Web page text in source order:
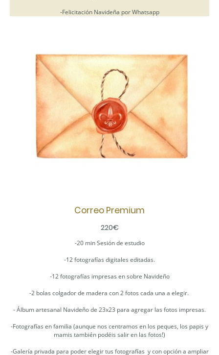
-Felicitación Navideña por Whatsapp
Correo Premium
220€
-20 min Sesión de estudio
-12 fotografías digitales editadas.
-12 fotografías impresas en sobre Navideño
-2 bolas colgador de madera con 2 fotos cada una a elegir.
- Álbum artesanal Navideño de 23x23 para agregar las fotos impresas.
-Fotografías en familia (aunque nos centramos en los peques, los papis y
mamis también podéis salir en las fotos!)
-Galería privada para poder elegir tus fotografías y con opción a ampliar